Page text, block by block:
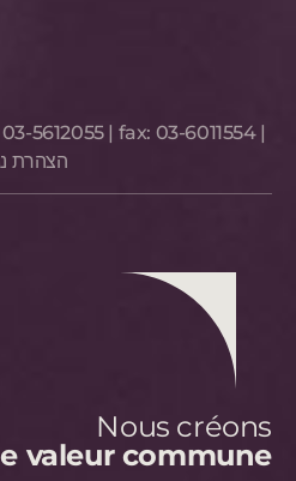
03-5612055| fax: 03-6011554|
הצהרת
Nous créons
valeur commune